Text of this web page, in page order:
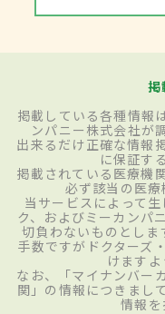
掲
掲載している各種情報
ンパニー株式会社が
出来るだけ正確な情報
に保証す
掲載されている医療機
必ず該当の医療
当サービスによって
ク、およびミーカンパ
切負わないものとし
手数ですがドクターズ
けますよ
なお、「マイナンバー
関」の情報につきまし
情報を